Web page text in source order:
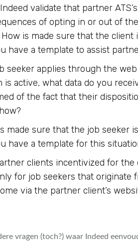
validate that partner
of opting in or out of
is made sure that the
have a template to assist
seeker applies through the
is active, what data do you
of the fact that their
made sure that the job seeker
have a template for this
clients incentivized for the
for job seekers that originate
via the partner client’s
vragen (toch?) waar Indeed